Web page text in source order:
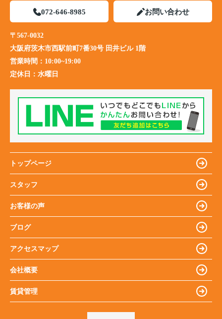
072-646-8985 お問い合わせ
〒567-0032
大阪府茨木市西駅前町7番30号 田井ビル 1階
営業時間： 10:00~19:00
定休日： 水曜日
トップページ
スタッフ
お客様の声
ブログ
アクセスマップ
会社概要
賃貸管理